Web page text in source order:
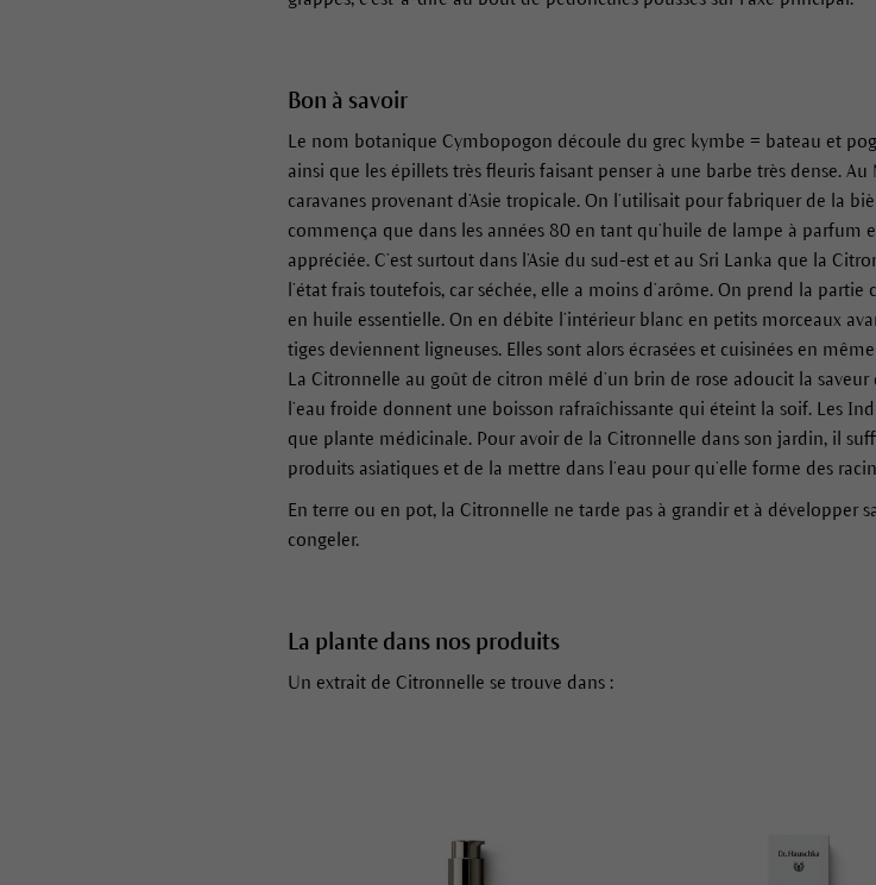
Bon à savoir
Le nom botanique Cymbopogon découle du grec kymbe = bateau et
ainsi que les épillets très fleuris faisant penser à une barbe très dense.
caravanes provenant d’Asie tropicale. On l’utilisait pour fabriquer de la
commença que dans les années 80 en tant qu’huile de lampe à
appréciée. C’est surtout dans l’Asie du sud-est et au Sri Lanka que la
l’état frais toutefois, car séchée, elle a moins d’arôme. On prend la
en huile essentielle. On en débite l’intérieur blanc en petits morceaux
tiges deviennent ligneuses. Elles sont alors écrasées et cuisinées en
La Citronnelle au goût de citron mêlé d’un brin de rose adoucit la saveur
l’eau froide donnent une boisson rafraîchissante qui éteint la soif. Les
que plante médicinale. Pour avoir de la Citronnelle dans son jardin, il
produits asiatiques et de la mettre dans l’eau pour qu’elle forme des
En terre ou en pot, la Citronnelle ne tarde pas à grandir et à développer
congeler.
La plante dans nos produits
Un extrait de Citronnelle se trouve dans :